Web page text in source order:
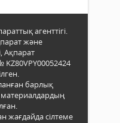
агенттігі.
және
Ақпарат
KZ80VPY00052424
барлық
жағдайда сілтеме